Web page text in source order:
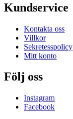
Kundservice
Kontakta oss
Villkor
Sekretesspolicy
Mitt konto
Följ oss
Instagram
Facebook